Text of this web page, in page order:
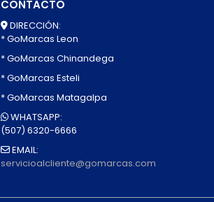
CONTACTO
DIRECCIÓN:
* GoMarcas Leon
* GoMarcas Chinandega
* GoMarcas Esteli
* GoMarcas Matagalpa
WHATSAPP:
(507) 6320-6666
EMAIL:
servicioalcliente@gomarcas.com